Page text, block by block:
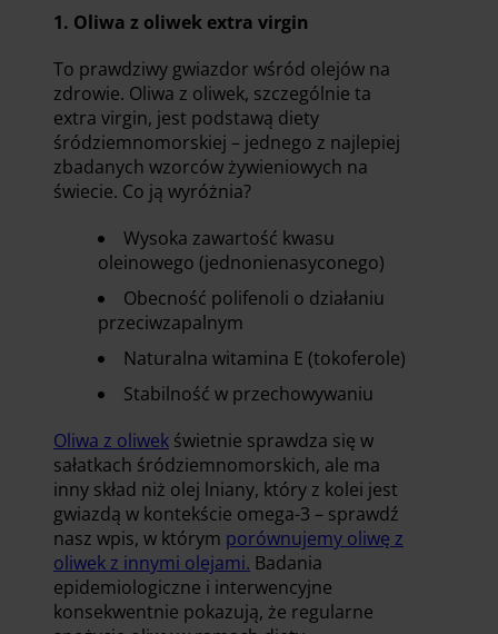
1. Oliwa z oliwek extra virgin
To prawdziwy gwiazdor wśród olejów na
zdrowie. Oliwa z oliwek, szczególnie ta
extra virgin, jest podstawą diety
śródziemnomorskiej – jednego z najlepiej
zbadanych wzorców żywieniowych na
świecie. Co ją wyróżnia?
Wysoka zawartość kwasu
oleinowego (jednonienasyconego)
Obecność polifenoli o działaniu
przeciwzapalnym
Naturalna witamina E (tokoferole)
Stabilność w przechowywaniu
Oliwa z oliwek świetnie sprawdza się w
sałatkach śródziemnomorskich, ale ma
inny skład niż olej lniany, który z kolei jest
gwiazdą w kontekście omega-3 – sprawdź
nasz wpis, w którym porównujemy oliwę z
oliwek z innymi olejami. Badania
epidemiologiczne i interwencyjne
konsekwentnie pokazują, że regularne